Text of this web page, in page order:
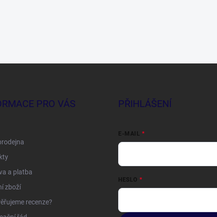
PRO VÁS
a platba
zboží
recenze?
PŘIHLÁŠENÍ
E-MAIL
HESLO